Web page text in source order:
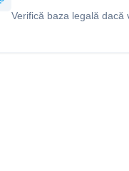
Verifică baza legală dacă